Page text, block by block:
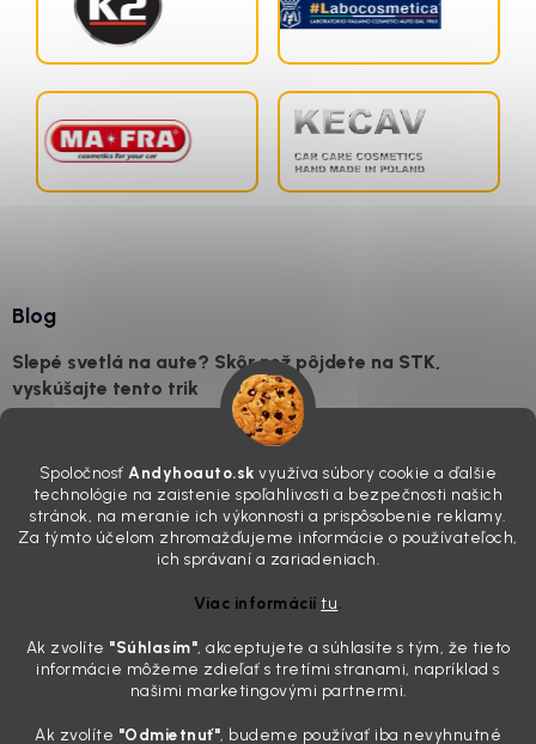
Spoločnosť Andyhoauto.sk využíva súbory cookie a ďalšie
technológie na zaistenie spoľahlivosti a bezpečnosti našich
stránok, na meranie ich výkonnosti a prispôsobenie reklamy.
Za týmto účelom zhromažďujeme informácie o používateľoch,
ich správaní a zariadeniach.
Viac informáciítu.
Ak zvolíte "Súhlasím", akceptujete a súhlasíte s tým, že tieto
informácie môžeme zdieľať s tretími stranami, napríklad s
našimi marketingovými partnermi.
Ak zvolíte "Odmietnuť", budeme používať iba nevyhnutné
Blog
Slepé svetlá na aute? Skôr než pôjdete na STK,
vyskúšajte tento trik
skutočnosti je? Často za to môžu práve „slepé“ svetlomety. Ten
mliečny, drsný povrch nie je len estetická vada. Keď slnko a soľ urobia
svoje, plexisklo začne svetlo rozptyľovať namiesto to...
Zabudnite na handru. Ak chcete mať auto naozaj čisté,
Poznáte ten moment. Vonku svieti slnko, vy sedíte v čerstvo
„upratanom“ aute, no pri pohľade na palubnú dosku vás ide poraziť. V
mriežkach ventilácie, okolo tlačidiel a v švíkoch sedačiek na vás stále
drzo pozerá prach. Handra ani vysávač tam jednodu...